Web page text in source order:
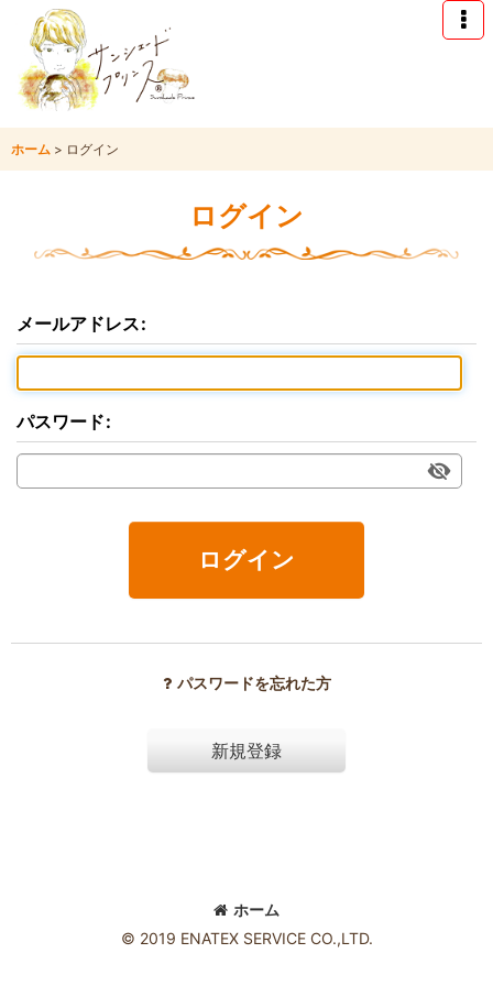
ホーム > ログイン
ログイン
メールアドレス:
パスワード:
ログイン
パスワードを忘れた方
新規登録
ホーム
© 2019 ENATEX SERVICE CO.,LTD.